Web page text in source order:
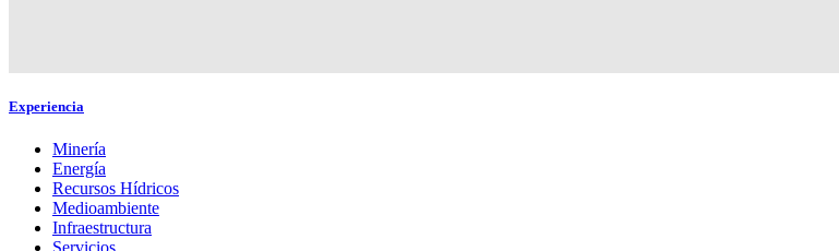
Experiencia
Minería
Energía
Recursos Hídricos
Medioambiente
Infraestructura
Servicios